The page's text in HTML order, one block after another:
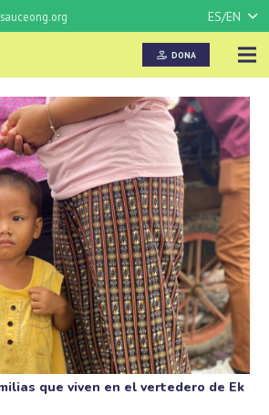
ES/EN
DONA
que viven en el vertedero de Ek